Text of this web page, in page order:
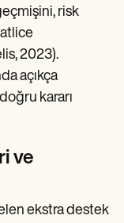
risk
2023).
açıkça
kararı
ve
ekstra destek